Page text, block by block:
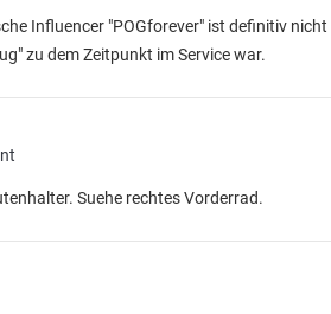
Influencer "POGforever" ist definitiv
zu dem Zeitpunkt im Service war.
Suehe rechtes Vorderrad.